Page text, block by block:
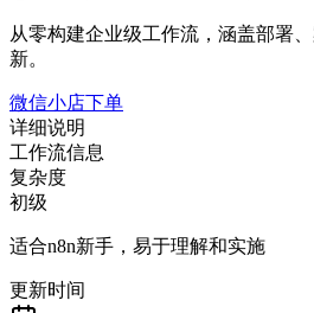
从零构建企业级工作流，涵盖部署
新。
微信小店下单
详细说明
工作流信息
复杂度
初级
适合n8n新手，易于理解和实施
更新时间